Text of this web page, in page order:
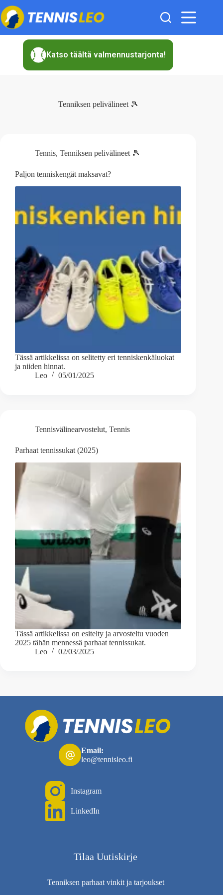
Skip
to
content
Katso täältä valmennustarjonta!
Tenniksen pelivälineet 🎾
Tennis, Tenniksen pelivälineet 🎾
Paljon tenniskengät maksavat?
Tässä artikkelissa on selitetty eri tenniskenkäluokat
ja niiden hinnat.
Leo
05/01/2025
Tennisvälinearvostelut, Tennis
Parhaat tennissukat (2025)
Tässä artikkelissa on esitelty ja arvosteltu vuoden
2025 tähän mennessä parhaat tennissukat.
Leo
02/03/2025
Email:
leo@tennisleo.fi
Instagram
LinkedIn
Tilaa Uutiskirje
Tenniksen parhaat vinkit ja tarjoukset